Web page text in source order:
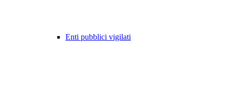
Enti pubblici vigilati